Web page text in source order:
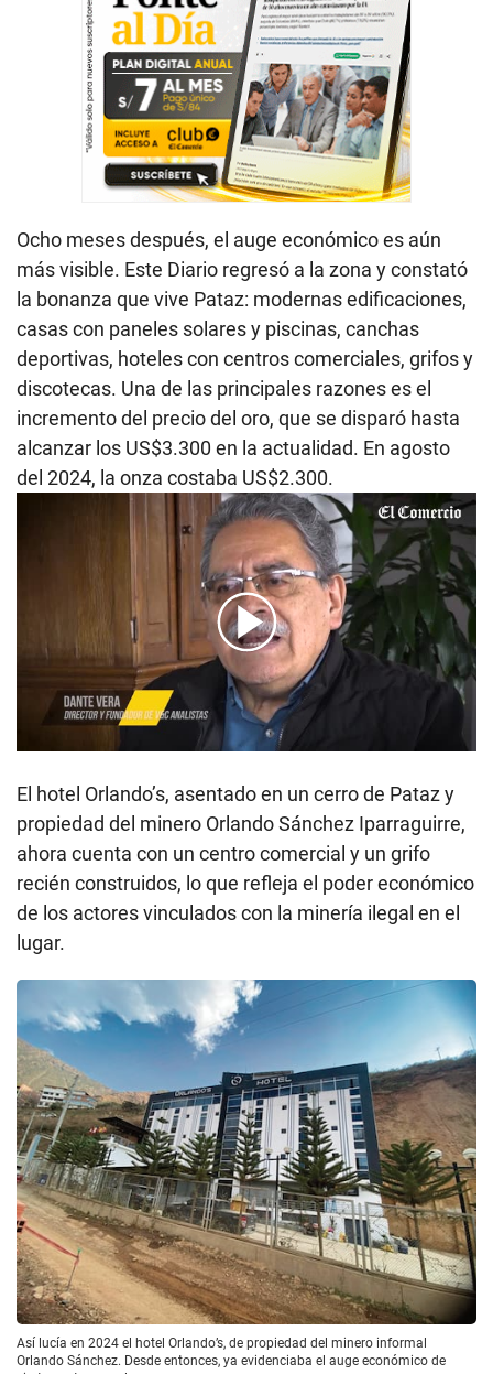
Ocho meses después, el auge económico es aún
más visible. Este Diario regresó a la zona y constató
la bonanza que vive Pataz: modernas edificaciones,
casas con paneles solares y piscinas, canchas
deportivas, hoteles con centros comerciales, grifos y
discotecas. Una de las principales razones es el
incremento del precio del oro, que se disparó hasta
alcanzar los US$3.300 en la actualidad. En agosto
del 2024, la onza costaba US$2.300.
00:00 04:20
El hotel Orlando’s, asentado en un cerro de Pataz y
propiedad del minero Orlando Sánchez Iparraguirre,
ahora cuenta con un centro comercial y un grifo
recién construidos, lo que refleja el poder económico
de los actores vinculados con la minería ilegal en el
lugar.
Así lucía en 2024 el hotel Orlando’s, de propiedad del minero informal
Orlando Sánchez. Desde entonces, ya evidenciaba el auge económico de